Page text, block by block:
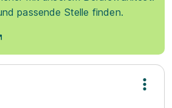
passende Stelle finden.